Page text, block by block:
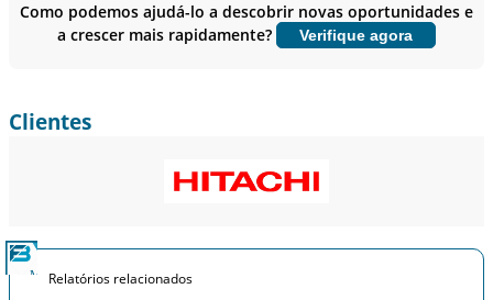
Personalizar agora
Como podemos ajudá-lo a descobrir novas oportunidades e
a crescer mais rapidamente?
Verifique agora
Clientes
Relatórios relacionados